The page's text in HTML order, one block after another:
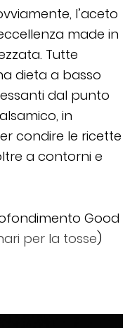
l’aceto
made in
Tutte
dieta a basso
dal punto
in
condire le ricette
a contorni e
Good
per la tosse)